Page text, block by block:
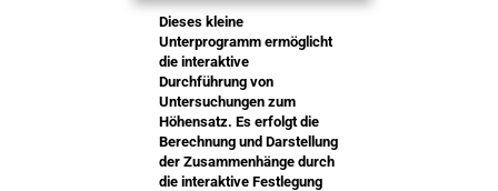
Dieses kleine
Unterprogramm ermöglicht
die interaktive
Durchführung von
Untersuchungen zum
Höhensatz. Es erfolgt die
Berechnung und Darstellung
der Zusammenhänge durch
die interaktive Festlegung